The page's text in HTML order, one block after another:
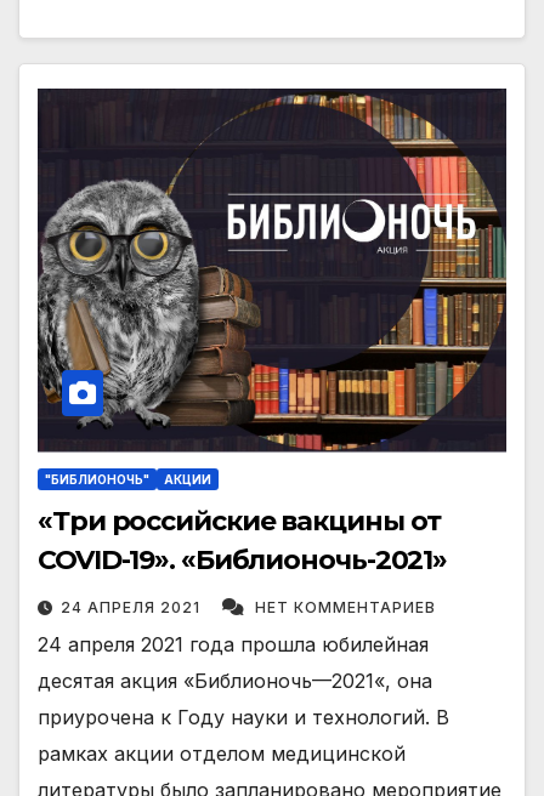
"БИБЛИОНОЧЬ" АКЦИИ
«Три российские вакцины от
COVID-19». «Библионочь-2021»
24 АПРЕЛЯ 2021 НЕТ КОММЕНТАРИЕВ
24 апреля 2021 года прошла юбилейная
десятая акция «Библионочь—2021«, она
приурочена к Году науки и технологий. В
рамках акции отделом медицинской
литературы было запланировано мероприятие